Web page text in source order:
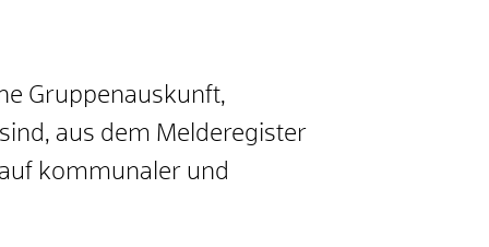
Gruppenauskunft,
aus dem Melderegister
kommunaler und